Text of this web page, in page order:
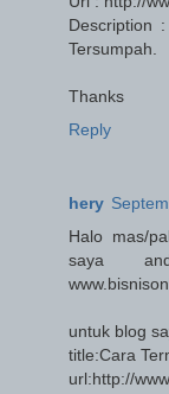
Description
Tersumpah.
Thanks
Reply
hery
Halo mas/
saya
untuk blog
title:Cara
url:http://